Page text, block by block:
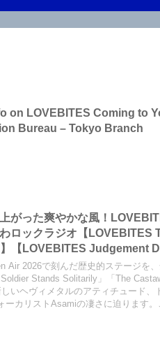
on LOVEBITES Coming to
Bureau – Tokyo Branch
がった爽やかな風！
ロックラジオ【LOVEBITES
【LOVEBITES Judgement
Raise Some Hell】【
When Destinies Align】
】
Air 2026で刻んだ歴史的ステージを
Stands Solitarily」「The
いヘヴィメタルのアティチュード
ーカリストAsamiの凄さに迫ります